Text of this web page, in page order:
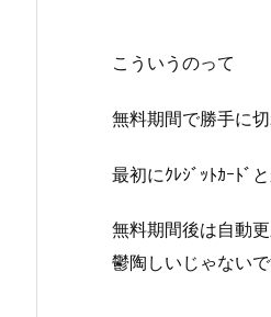
こういうのって
無料期間で勝手に
最初にｸﾚｼﾞｯﾄｶｰﾄﾞ
無料期間後は自動
鬱陶しいじゃないで